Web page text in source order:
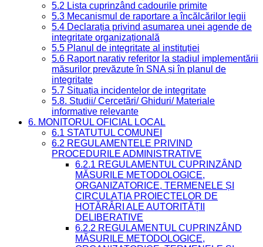
5.2 Lista cuprinzând cadourile primite
5.3 Mecanismul de raportare a încălcărilor legii
5.4 Declarația privind asumarea unei agende de
integritate organizațională
5.5 Planul de integritate al instituției
5.6 Raport narativ referitor la stadiul implementării
măsurilor prevăzute în SNA și în planul de
integritate
5.7 Situația incidentelor de integritate
5.8. Studii/ Cercetări/ Ghiduri/ Materiale
informative relevante
6. MONITORUL OFICIAL LOCAL
6.1 STATUTUL COMUNEI
6.2 REGULAMENTELE PRIVIND
PROCEDURILE ADMINISTRATIVE
6.2.1 REGULAMENTUL CUPRINZÂND
MĂSURILE METODOLOGICE,
ORGANIZATORICE, TERMENELE ȘI
CIRCULAȚIA PROIECTELOR DE
HOTĂRÂRI ALE AUTORITĂȚII
DELIBERATIVE
6.2.2 REGULAMENTUL CUPRINZÂND
MĂSURILE METODOLOGICE,